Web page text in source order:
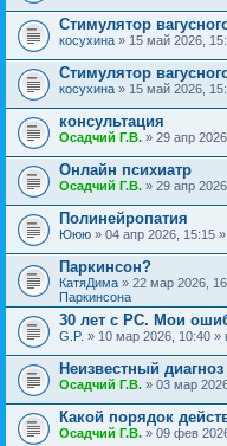
Стимулятор
косухина » 15 май 2026,
Стимулятор
косухина » 15 май 2026,
консультация
Осадчий Г.В. » 29 апр
Онлайн психиатр
Осадчий Г.В. » 29 апр
Полинейропатия
Ююю » 04 апр 2026, 15:15
Паркинсон?
КатяДима » 22 мар 2026,
Паркинсона
30 лет с РС. Мои
G.P. » 10 мар 2026, 10:40
Неизвестный диагноз
Осадчий Г.В. » 03 мар
Какой порядок
Осадчий Г.В. » 09 фев